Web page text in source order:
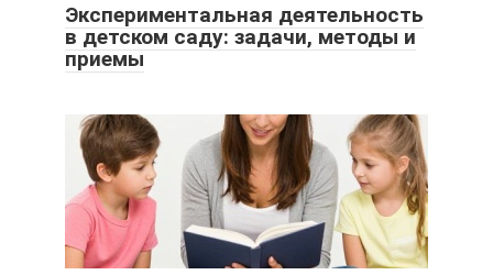
Экспериментальная деятельность
в детском саду: задачи, методы и
приемы